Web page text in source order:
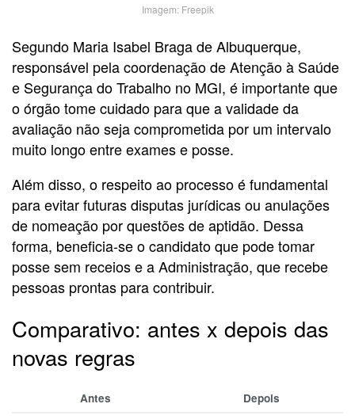
Imagem: Freepik
Segundo Maria Isabel Braga de Albuquerque,
responsável pela coordenação de Atenção à Saúde
e Segurança do Trabalho no MGI, é importante que
o órgão tome cuidado para que a validade da
avaliação não seja comprometida por um intervalo
muito longo entre exames e posse.
Além disso, o respeito ao processo é fundamental
para evitar futuras disputas jurídicas ou anulações
de nomeação por questões de aptidão. Dessa
forma, beneficia-se o candidato que pode tomar
posse sem receios e a Administração, que recebe
pessoas prontas para contribuir.
Comparativo: antes x depois das
novas regras
Antes Depois